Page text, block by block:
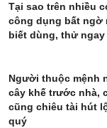
Tại sao trên nhiều
công dụng bất
biết dùng, thử ngay
Người thuộc mệnh
cây khế trước nhà,
cũng chiêu tài hút
quý